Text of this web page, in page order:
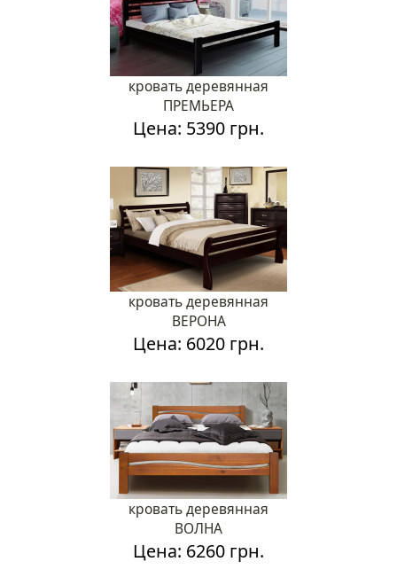
кровать деревянная
ПРЕМЬЕРА
Цена: 5390 грн.
кровать деревянная
ВЕРОНА
Цена: 6020 грн.
кровать деревянная
ВОЛНА
Цена: 6260 грн.